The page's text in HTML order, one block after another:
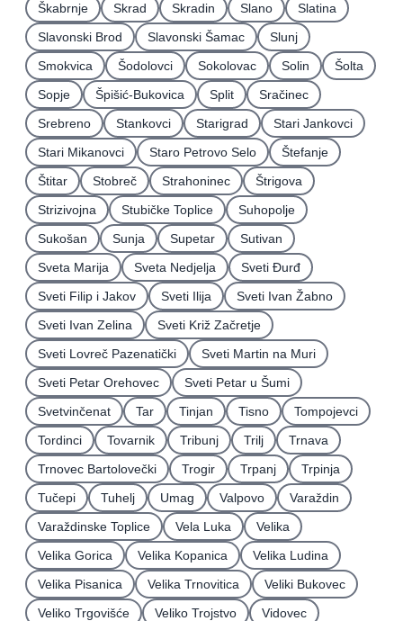
Škabrnje
Skrad Skradin Slano
Slatina
Slavonski Brod
Slavonski Šamac
Slunj
Smokvica
Šodolovci Sokolovac Solin
Šolta
Sopje
Špišić-Bukovica Split
Sračinec
Srebreno
Stankovci Starigrad
Stari Jankovci
Stari Mikanovci
Staro Petrovo Selo
Štefanje
Štitar
Stobreč Strahoninec
Štrigova
Strizivojna
Stubičke Toplice
Suhopolje
Sukošan
Sunja Supetar
Sutivan
Sveta Marija
Sveta Nedjelja
Sveti Ðurđ
Sveti Filip i Jakov
Sveti Ilija
Sveti Ivan Žabno
Sveti Ivan Zelina
Sveti Križ Začretje
Sveti Lovreč Pazenatički
Sveti Martin na Muri
Sveti Petar Orehovec
Sveti Petar u Šumi
Svetvinčenat
Tar Tinjan Tisno
Tompojevci
Tordinci
Tovarnik Tribunj Trilj
Trnava
Trnovec Bartolovečki
Trogir Trpanj
Trpinja
Tučepi
Tuhelj Umag Valpovo
Varaždin
Varaždinske Toplice
Vela Luka
Velika
Velika Gorica
Velika Kopanica
Velika Ludina
Velika Pisanica
Velika Trnovitica
Veliki Bukovec
Veliko Trgovišće
Veliko Trojstvo
Vidovec